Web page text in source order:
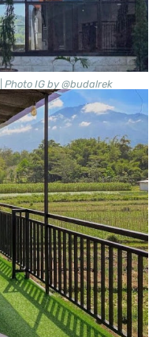
Photo IG by @budalrek